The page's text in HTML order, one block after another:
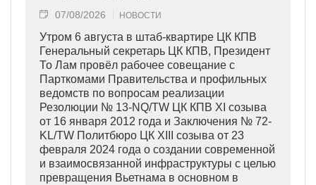
07/08/2026 НОВОСТИ
Утром 6 августа в штаб-квартире ЦК КПВ
Генеральный секретарь ЦК КПВ, Президент
То Лам провёл рабочее совещание с
Парткомами Правительства и профильных
ведомств по вопросам реализации
Резолюции № 13-NQ/TW ЦК КПВ XI созыва
от 16 января 2012 года и Заключения № 72-
KL/TW Политбюро ЦК XIII созыва от 23
февраля 2024 года о создании современной
и взаимосвязанной инфраструктуры с целью
превращения Вьетнама в основном в